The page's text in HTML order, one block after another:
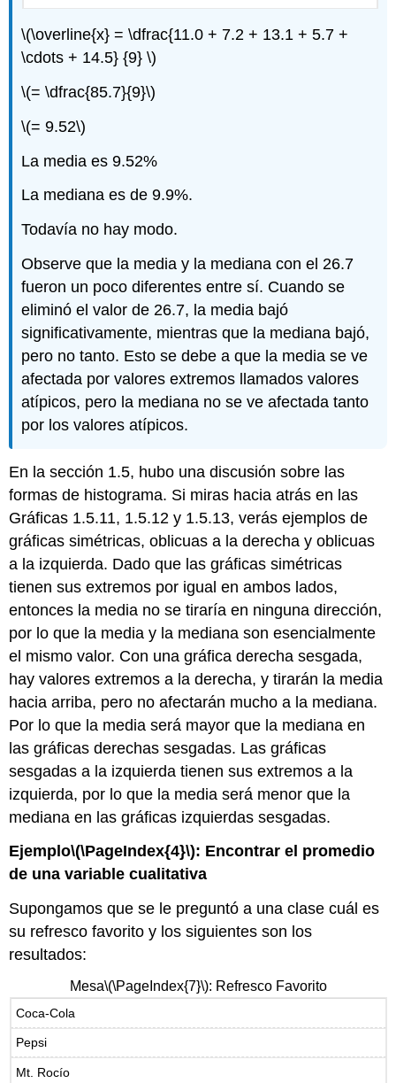
\(\overline{x} = \dfrac{11.0 + 7.2 + 13.1 + 5.7 +
\cdots + 14.5} {9} \)
\(= \dfrac{85.7}{9}\)
\(= 9.52\)
La media es 9.52%
La mediana es de 9.9%.
Todavía no hay modo.
Observe que la media y la mediana con el 26.7
fueron un poco diferentes entre sí. Cuando se
eliminó el valor de 26.7, la media bajó
significativamente, mientras que la mediana bajó,
pero no tanto. Esto se debe a que la media se ve
afectada por valores extremos llamados valores
atípicos, pero la mediana no se ve afectada tanto
por los valores atípicos.
En la sección 1.5, hubo una discusión sobre las
formas de histograma. Si miras hacia atrás en las
Gráficas 1.5.11, 1.5.12 y 1.5.13, verás ejemplos de
gráficas simétricas, oblicuas a la derecha y oblicuas
a la izquierda. Dado que las gráficas simétricas
tienen sus extremos por igual en ambos lados,
entonces la media no se tiraría en ninguna dirección,
por lo que la media y la mediana son esencialmente
el mismo valor. Con una gráfica derecha sesgada,
hay valores extremos a la derecha, y tirarán la media
hacia arriba, pero no afectarán mucho a la mediana.
Por lo que la media será mayor que la mediana en
las gráficas derechas sesgadas. Las gráficas
sesgadas a la izquierda tienen sus extremos a la
izquierda, por lo que la media será menor que la
mediana en las gráficas izquierdas sesgadas.
Ejemplo\(\PageIndex{4}\): Encontrar el promedio
de una variable cualitativa
Supongamos que se le preguntó a una clase cuál es
su refresco favorito y los siguientes son los
resultados:
Mesa\(\PageIndex{7}\): Refresco Favorito
Coca-Cola
Pepsi
Mt. Rocío